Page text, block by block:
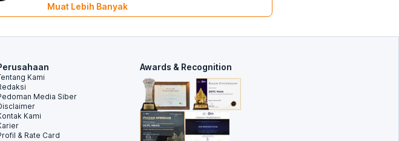
Muat Lebih Banyak
Kami
Media Siber
Kami
& Rate Card
Awards & Recognition